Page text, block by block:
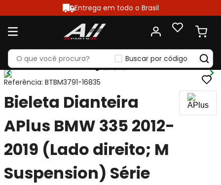
Entrega em todo o Brasil
Buscar por código
Referência: BTBM3791-16835
Bieleta Dianteira
APlus BMW 335 2012-
2019 (Lado direito; M
Suspension) Série